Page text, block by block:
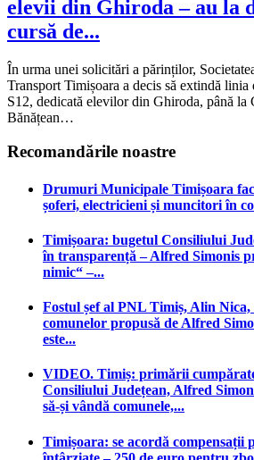
elevii din Ghiroda – au la
cursă de...
În urma unei solicitări a părinților,
Transport Timișoara a decis să extindă
S12, dedicată elevilor din Ghiroda, până la
Bănățean…
Recomandările noastre
Drumuri Municipale Timișoara
șoferi, electricieni și muncitori în
Timișoara: bugetul Consiliului
în transparență – Alfred Simonis
nimic“ –...
Fostul șef al PNL Timiș, Alin Nica,
comunelor propusă de Alfred
este...
VIDEO. Timiș: primării
Consiliului Județean, Alfred
să-și vândă comunele,...
Timișoara: se acordă compensații